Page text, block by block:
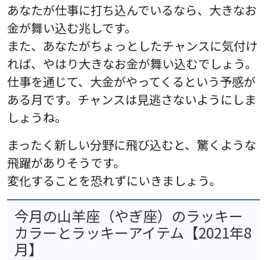
あなたが仕事に打ち込んでいるなら、大きなお
金が舞い込む兆しです。
また、あなたがちょっとしたチャンスに気付け
れば、やはり大きなお金が舞い込むでしょう。
仕事を通じて、大金がやってくるという予感が
ある月です。チャンスは見逃さないようにしま
しょうね。
まったく新しい分野に飛び込むと、驚くような
飛躍がありそうです。
変化することを恐れずにいきましょう。
今月の山羊座（やぎ座）のラッキー
カラーとラッキーアイテム【2021年8
月】